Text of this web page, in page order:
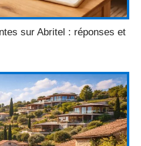
sur Abritel : réponses et